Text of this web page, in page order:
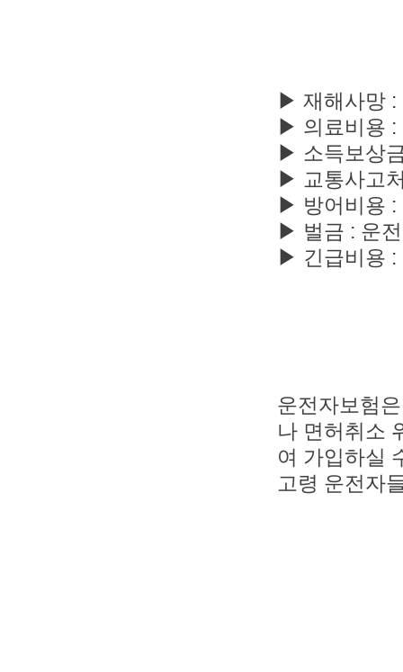
▶ 재해사망 :
▶ 의료비용 :
▶ 소득보상
▶ 교통사고
▶ 방어비용 :
▶ 벌금 : 운
▶ 긴급비용 :
운전자보험
나 면허취소
여 가입하실
고령 운전자